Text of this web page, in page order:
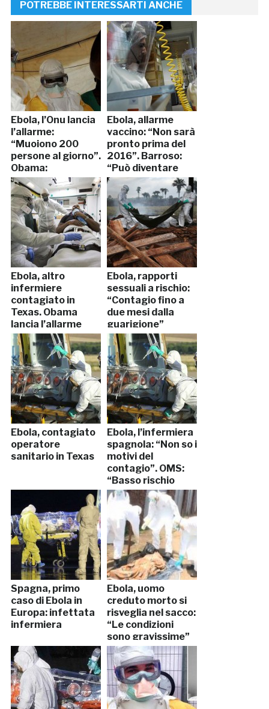
POTREBBE INTERESSARTI ANCHE
Ebola, l’Onu lancia
l’allarme:
“Muoiono 200
persone al giorno”.
Obama:
“Rischiamo una
catastrofe
mondiale”
Ebola, allarme
vaccino: “Non sarà
pronto prima del
2016”. Barroso:
“Può diventare
una catastrofe”
Ebola, altro
infermiere
contagiato in
Texas. Obama
lancia l’allarme
Ebola, rapporti
sessuali a rischio:
“Contagio fino a
due mesi dalla
guarigione”
Ebola, contagiato
operatore
sanitario in Texas
Ebola, l’infermiera
spagnola: “Non so i
motivi del
contagio”. OMS:
“Basso rischio
epidemia in
Europa”
Spagna, primo
caso di Ebola in
Europa: infettata
infermiera
Ebola, uomo
creduto morto si
risveglia nel sacco:
“Le condizioni
sono gravissime”
(VIDEO SHOCK!)